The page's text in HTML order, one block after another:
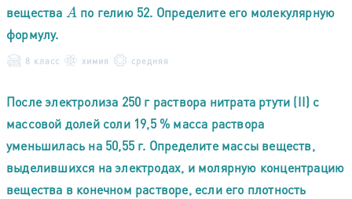
вещества A по гелию 52. Определите его молекулярную
формулу.
8 класс химия средняя
После электролиза 250 г раствора нитрата ртути (II) с
массовой долей соли 19,5 % масса раствора
уменьшилась на 50,55 г. Определите массы веществ,
выделившихся на электродах, и молярную концентрацию
вещества в конечном растворе, если его плотность